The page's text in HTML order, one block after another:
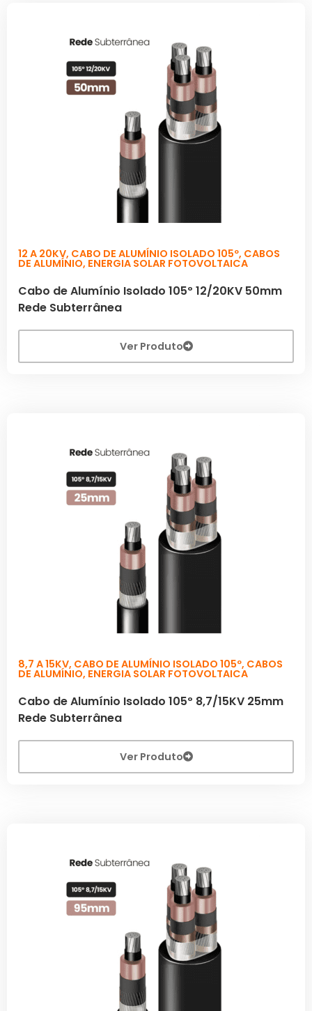
12 A 20KV, CABO DE ALUMÍNIO ISOLADO 105º, CABOS
DE ALUMÍNIO, ENERGIA SOLAR FOTOVOLTAICA
Cabo de Alumínio Isolado 105º 12/20KV 50mm
Rede Subterrânea
Ver Produto
8,7 A 15KV, CABO DE ALUMÍNIO ISOLADO 105º, CABOS
DE ALUMÍNIO, ENERGIA SOLAR FOTOVOLTAICA
Cabo de Alumínio Isolado 105º 8,7/15KV 25mm
Rede Subterrânea
Ver Produto